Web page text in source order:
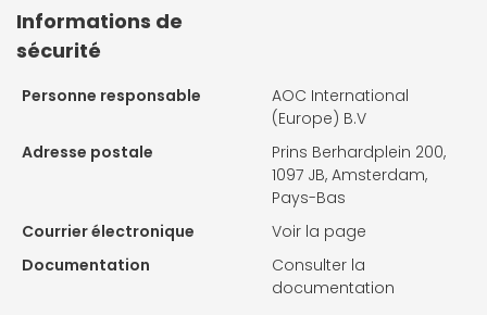
Informations de
sécurité
Personne responsable
AOC International
(Europe) B.V
Adresse postale
Prins Berhardplein 200,
1097 JB, Amsterdam,
Pays-Bas
Courrier électronique
Voir la page
Documentation
Consulter la
documentation